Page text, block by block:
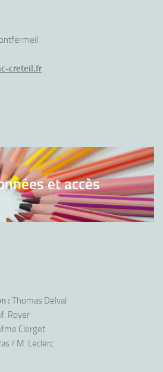
creteil.fr
et accès
: Thomas Delval
Royer
Clerget
/ M. Leclerc